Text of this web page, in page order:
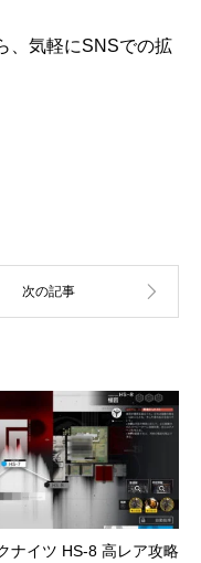
、気軽にSNSでの拡
ナイツ HS-8 高レア攻略